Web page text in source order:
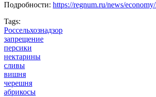
Подробности: https://regnum.ru/news/
Tags:
Россельхознадзор
запрещение
персики
нектарины
сливы
вишня
черешня
абрикосы